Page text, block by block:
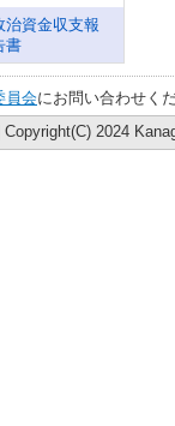
治資金収支報
書
員会にお問い合わせくだ
| Copyright(C) 2024